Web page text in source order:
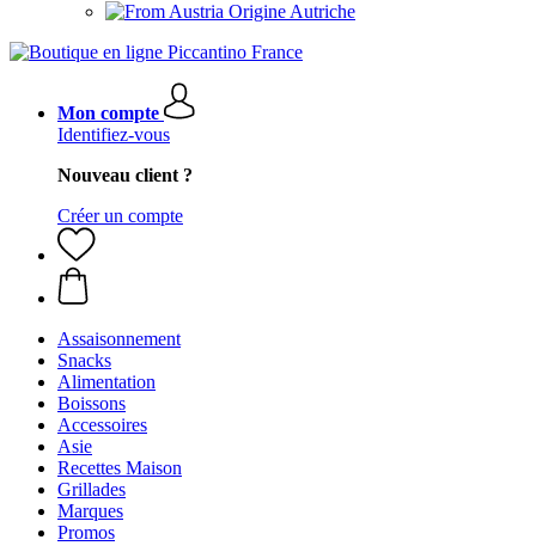
Origine Autriche
Mon compte
Identifiez-vous
Nouveau client ?
Créer un compte
Assaisonnement
Snacks
Alimentation
Boissons
Accessoires
Asie
Recettes Maison
Grillades
Marques
Promos